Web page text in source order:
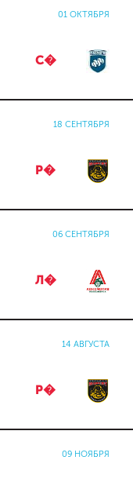
01 ОКТЯБРЯ
С�
18 СЕНТЯБРЯ
Р�
06 СЕНТЯБРЯ
Л�
14 АВГУСТА
Р�
09 НОЯБРЯ